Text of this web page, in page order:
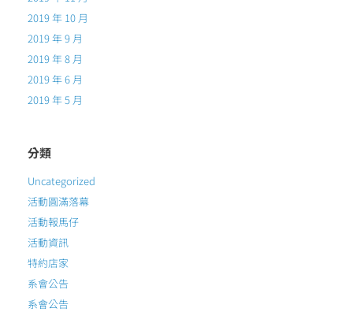
2019 年 10 月
2019 年 9 月
2019 年 8 月
2019 年 6 月
2019 年 5 月
分類
Uncategorized
活動圓滿落幕
活動報馬仔
活動資訊
特約店家
系會公告
系會公告